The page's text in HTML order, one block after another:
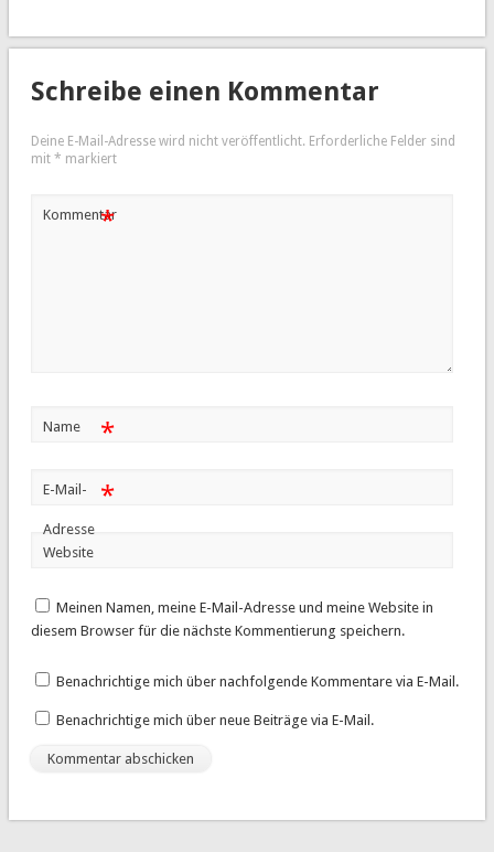
Schreibe einen Kommentar
Deine E-Mail-Adresse wird nicht veröffentlicht. Erforderliche Felder sind
mit * markiert
Kommentar
*
Name *
E-Mail-
Adresse
*
Website
Meinen Namen, meine E-Mail-Adresse und meine Website in
diesem Browser für die nächste Kommentierung speichern.
Benachrichtige mich über nachfolgende Kommentare via E-Mail.
Benachrichtige mich über neue Beiträge via E-Mail.